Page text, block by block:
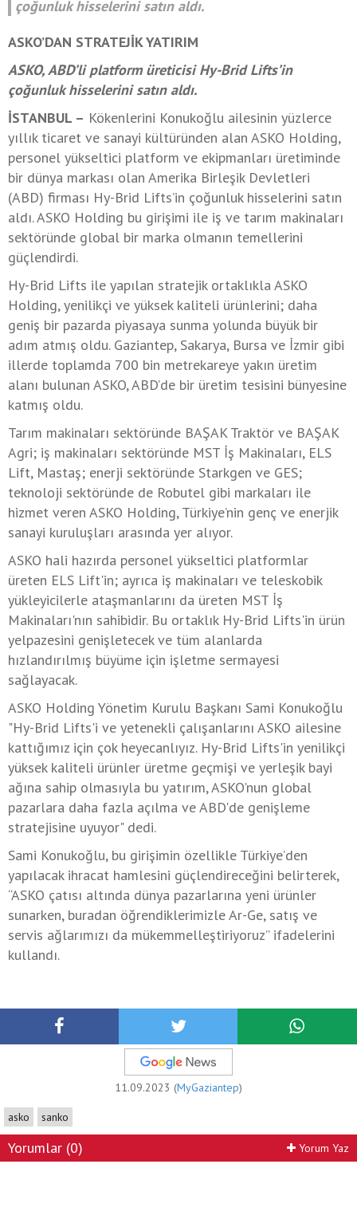
çoğunluk hisselerini satın aldı.
ASKO’DAN STRATEJİK YATIRIM
ASKO, ABD’li platform üreticisi Hy-Brid Lifts’in
çoğunluk hisselerini satın aldı.
İSTANBUL – Kökenlerini Konukoğlu ailesinin yüzlerce
yıllık ticaret ve sanayi kültüründen alan ASKO Holding,
personel yükseltici platform ve ekipmanları üretiminde
bir dünya markası olan Amerika Birleşik Devletleri
(ABD) firması Hy-Brid Lifts’in çoğunluk hisselerini satın
aldı. ASKO Holding bu girişimi ile iş ve tarım makinaları
sektöründe global bir marka olmanın temellerini
güçlendirdi.
Hy-Brid Lifts ile yapılan stratejik ortaklıkla ASKO
Holding, yenilikçi ve yüksek kaliteli ürünlerini; daha
geniş bir pazarda piyasaya sunma yolunda büyük bir
adım atmış oldu. Gaziantep, Sakarya, Bursa ve İzmir gibi
illerde toplamda 700 bin metrekareye yakın üretim
alanı bulunan ASKO, ABD’de bir üretim tesisini bünyesine
katmış oldu.
Tarım makinaları sektöründe BAŞAK Traktör ve BAŞAK
Agri; iş makinaları sektöründe MST İş Makinaları, ELS
Lift, Mastaş; enerji sektöründe Starkgen ve GES;
teknoloji sektöründe de Robutel gibi markaları ile
hizmet veren ASKO Holding, Türkiye’nin genç ve enerjik
sanayi kuruluşları arasında yer alıyor.
ASKO hali hazırda personel yükseltici platformlar
üreten ELS Lift'in; ayrıca iş makinaları ve teleskobik
yükleyicilerle ataşmanlarını da üreten MST İş
Makinaları'nın sahibidir. Bu ortaklık Hy-Brid Lifts'in ürün
yelpazesini genişletecek ve tüm alanlarda
hızlandırılmış büyüme için işletme sermayesi
sağlayacak.
ASKO Holding Yönetim Kurulu Başkanı Sami Konukoğlu
"Hy-Brid Lifts'i ve yetenekli çalışanlarını ASKO ailesine
kattığımız için çok heyecanlıyız. Hy-Brid Lifts'in yenilikçi
yüksek kaliteli ürünler üretme geçmişi ve yerleşik bayi
ağına sahip olmasıyla bu yatırım, ASKO'nun global
pazarlara daha fazla açılma ve ABD'de genişleme
stratejisine uyuyor" dedi.
Sami Konukoğlu, bu girişimin özellikle Türkiye’den
yapılacak ihracat hamlesini güçlendireceğini belirterek,
“ASKO çatısı altında dünya pazarlarına yeni ürünler
sunarken, buradan öğrendiklerimizle Ar-Ge, satış ve
servis ağlarımızı da mükemmelleştiriyoruz” ifadelerini
kullandı.
11.09.2023 (MyGaziantep)
asko sanko
Yorumlar (0) Yorum Yaz